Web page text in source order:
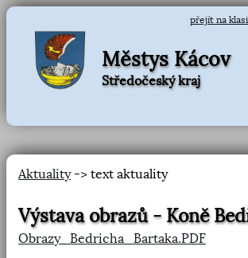
přejít na
Městys Kácov
Středočeský kraj
Aktuality-> text aktuality
Výstava obrazů - Koně
Obrazy_Bedricha_Bartaka.PDF